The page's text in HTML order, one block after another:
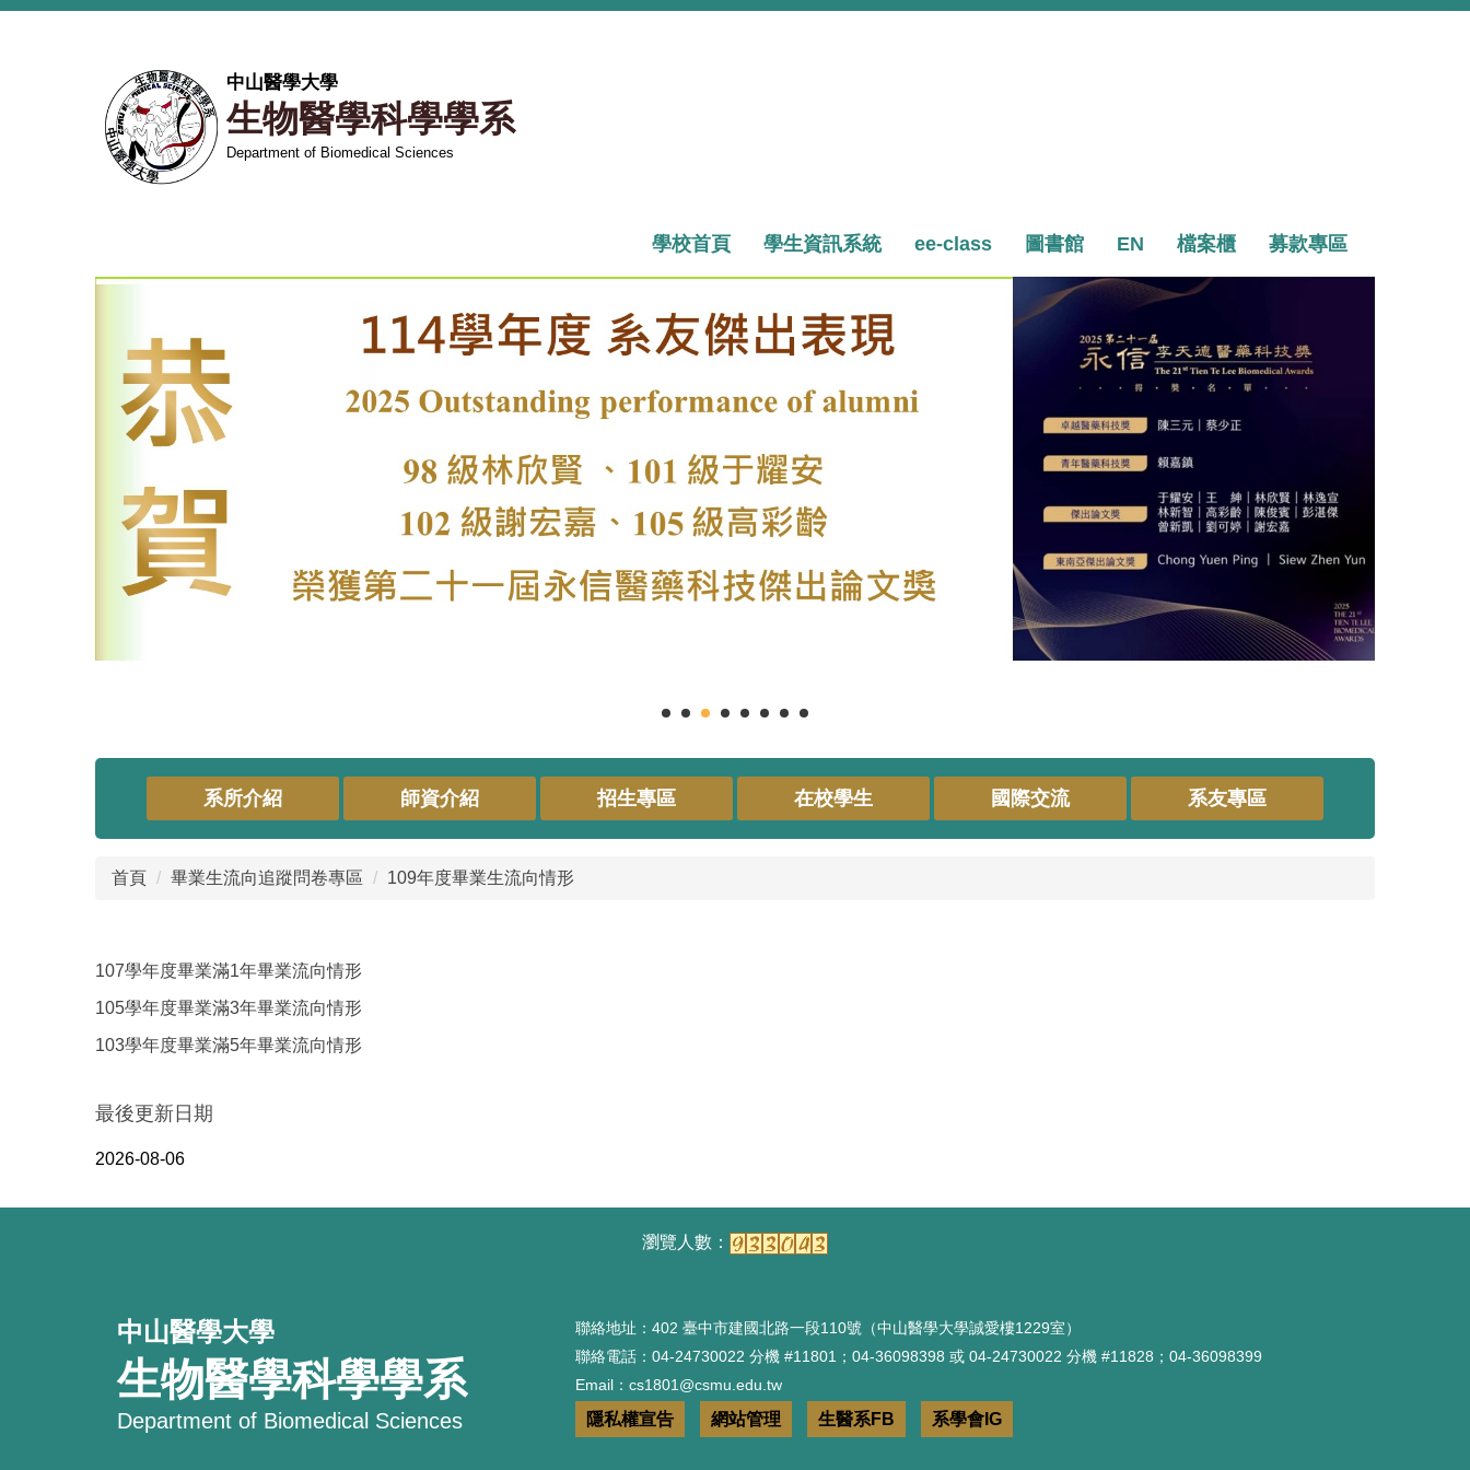
跳
中山醫學大學
生物醫學科學學系
Department of Biomedical Sciences
學校首頁 學生資訊系統 ee-class 圖書館 EN 檔案櫃 募款專區
系所介紹 師資介紹 招生專區 在校學生 國際交流 系友專區
首頁 畢業生流向追蹤問卷專區 109年度畢業生流向情形
107學年度畢業滿1年畢業流向情形
105學年度畢業滿3年畢業流向情形
103學年度畢業滿5年畢業流向情形
最後更新日期
2026-08-06
中山醫學大學
生物醫學科學學系
Department of Biomedical Sciences
聯絡地址：402 臺中市建國北路一段110號（中山醫學大學誠愛樓1229室）
聯絡電話：04-24730022 分機 #11801；04-36098398 或 04-24730022 分機 #11828；04-36098399
Email：cs1801@csmu.edu.tw
隱私權宣告 網站管理 生醫系FB 系學會IG